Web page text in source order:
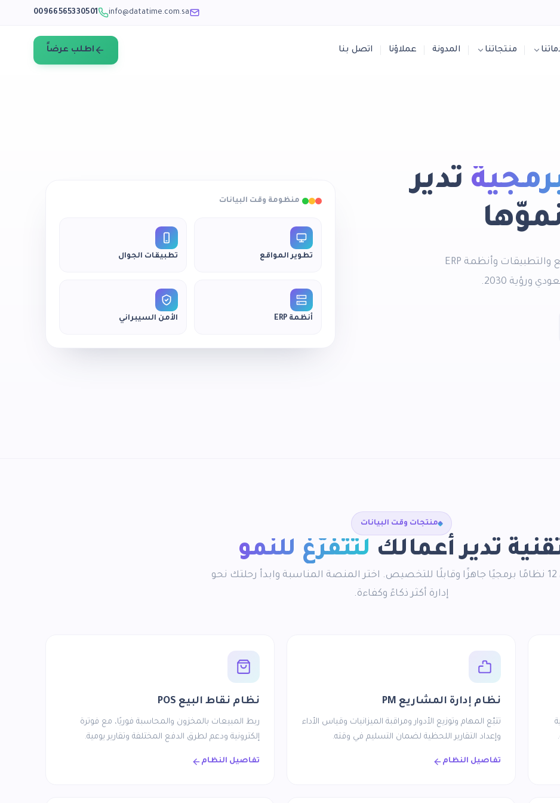
info@datatime.com.sa
00966565330501
منتجاتنا المدونة عملاؤنا اتصل بنا اطلب عرضاً
تدير
من الرياض إلى المنطقة العربية، نطوّر المواقع والتطبيقات وأنظمة ERP
ورؤية 2030.
منظومة وقت البيانات
تطوير المواقع تطبيقات الجوال
أنظمة ERP الأمن السيبراني
منتجات وقت البيانات
تدير أعمالك لتتفرّغ للنمو
أكثر من 12 نظامًا برمجيًا جاهزًا وقابلًا للتخصيص. اختر المنصة المناسبة وابدأ رحلتك نحو
إدارة أكثر ذكاءً وكفاءة.
نظام إدارة المشاريع PM
تتبّع المهام وتوزيع الأدوار ومراقبة الميزانيات وقياس الأداء
وإعداد التقارير اللحظية لضمان التسليم في وقته.
تفاصيل النظام
نظام نقاط البيع POS
ربط المبيعات بالمخزون والمحاسبة فوريًا، مع فوترة
إلكترونية ودعم لطرق الدفع المختلفة وتقارير يومية.
تفاصيل النظام